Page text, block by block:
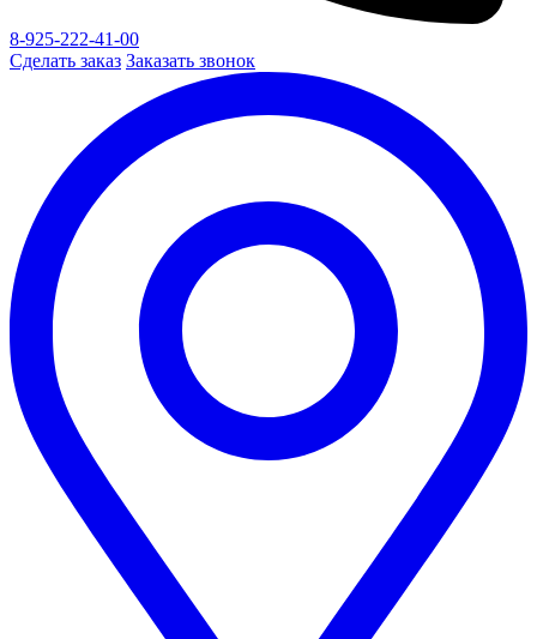
8-925-222-41-00
Сделать заказ Заказать звонок